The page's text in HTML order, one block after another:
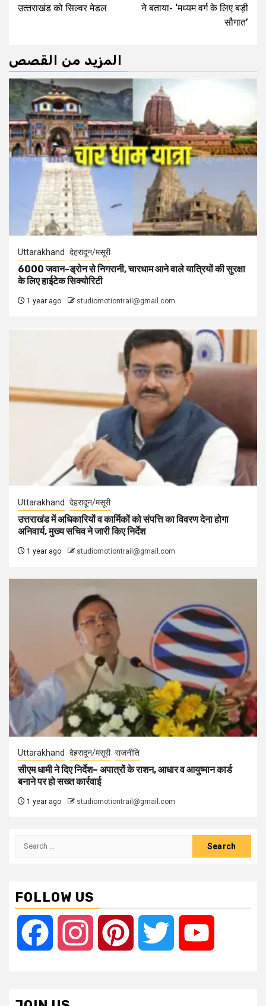
उत्‍तराखंड को सिल्‍वर मेडल
ने बताया- ‘मध्यम वर्ग के लिए बड़ी
सौगात’
المزيد من القصص
Uttarakhand देहरादून/मसूरी
6000 जवान-ड्रोन से निगरानी, चारधाम आने वाले यात्रियों की सुरक्षा
के लिए हाईटेक सिक्योरिटी
1 year ago studiomotiontrail@gmail.com
Uttarakhand देहरादून/मसूरी
उत्तराखंड में अधिकारियों व कार्मिकों को संपत्ति का विवरण देना होगा
अनिवार्य, मुख्य सचिव ने जारी किए निर्देश
1 year ago studiomotiontrail@gmail.com
Uttarakhand देहरादून/मसूरी राजनीति
सीएम धामी ने दिए निर्देश– अपात्रों के राशन, आधार व आयुष्मान कार्ड
बनाने पर हो सख्त कार्रवाई
1 year ago studiomotiontrail@gmail.com
Search
FOLLOW US
Facebook Instagram Pinterest Twitter